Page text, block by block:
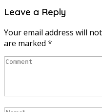
Leave a Reply
Your email address will
are marked *